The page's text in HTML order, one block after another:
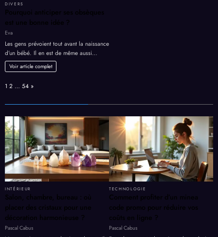
DIVERS
Pourquoi anticiper ses obsèques
est une bonne idée ?
Eva
Les gens prévoient tout avant la naissance
d’un bébé. Il en est de même aussi…
Voir article complet
Page:
1 2 … 54 Next
»
INTÉRIEUR
Salon, chambre, bureau : où
placer des cristaux pour une
décoration harmonieuse ?
Pascal Cabus
TECHNOLOGIE
Comment profiter d’un minea
code promo pour réduire vos
coûts en ligne ?
Pascal Cabus